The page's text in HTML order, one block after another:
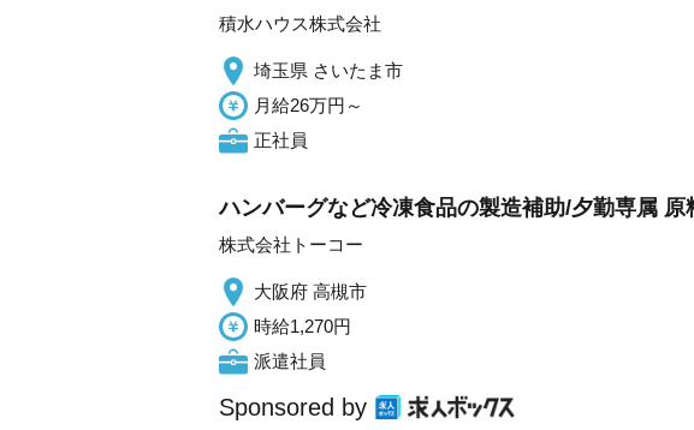
積水ハウス株式会社
埼玉県 さいたま市
月給26万円～
正社員
ハンバーグなど冷凍食品の製造補助/夕勤専属
株式会社トーコー
大阪府 高槻市
時給1,270円
派遣社員
Sponsored by